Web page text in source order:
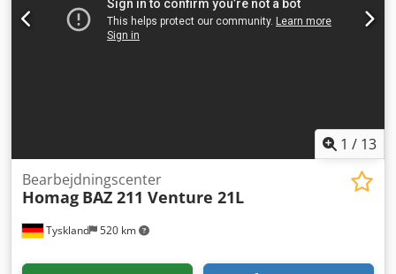
aksen, 90° drejelig fræsehoved 9 kW, op til 24.000
omdr./min., WZW 6-vejs bagud styring POWERCONTROL PC
85T med TFT 17", WoodWop 5.0 inkl. MDE og
1 / 13
Tyskland 520 km
Bearbejdningscenter
Homag BAZ 211 Venture 21L